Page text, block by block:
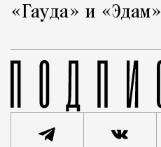
«Гауда» и «Эдам»